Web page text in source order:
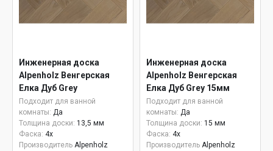
Инженерная доска
Alpenholz Венгерская
Елка Дуб Grey
Подходит для ванной
комнаты: Да
Толщина доски: 13,5 мм
Фаска: 4x
Производитель Alpenholz
Инженерная доска
Alpenholz Венгерская
Елка Дуб Grey 15мм
Подходит для ванной
комнаты: Да
Толщина доски: 15 мм
Фаска: 4x
Производитель Alpenholz